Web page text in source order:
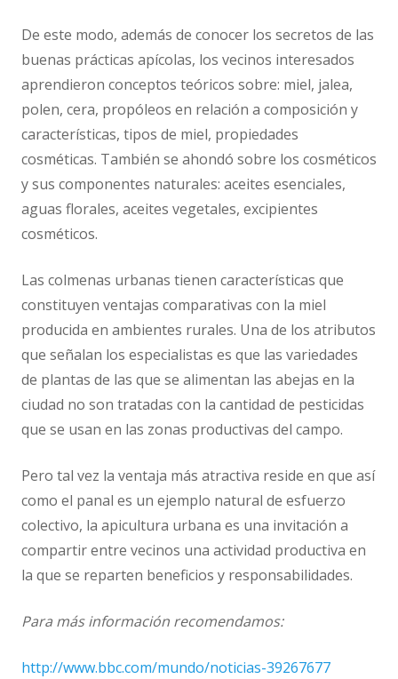
De este modo, además de conocer los secretos de las
buenas prácticas apícolas, los vecinos interesados
aprendieron conceptos teóricos sobre: miel, jalea,
polen, cera, propóleos en relación a composición y
características, tipos de miel, propiedades
cosméticas. También se ahondó sobre los cosméticos
y sus componentes naturales: aceites esenciales,
aguas florales, aceites vegetales, excipientes
cosméticos.
Las colmenas urbanas tienen características que
constituyen ventajas comparativas con la miel
producida en ambientes rurales. Una de los atributos
que señalan los especialistas es que las variedades
de plantas de las que se alimentan las abejas en la
ciudad no son tratadas con la cantidad de pesticidas
que se usan en las zonas productivas del campo.
Pero tal vez la ventaja más atractiva reside en que así
como el panal es un ejemplo natural de esfuerzo
colectivo, la apicultura urbana es una invitación a
compartir entre vecinos una actividad productiva en
la que se reparten beneficios y responsabilidades.
Para más información recomendamos:
http://www.bbc.com/mundo/noticias-39267677